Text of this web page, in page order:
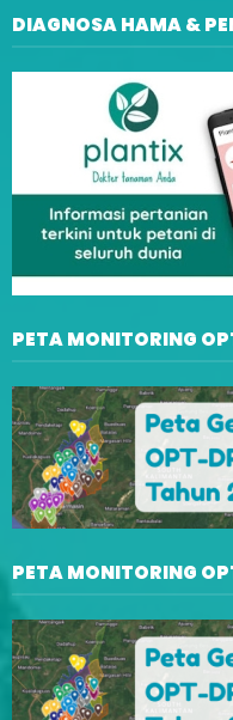
DIAGNOSA HAMA &
PETA MONITORING
PETA MONITORING